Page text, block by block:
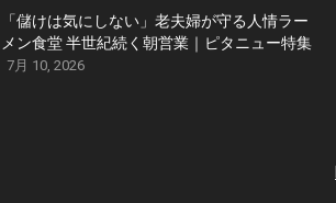
「儲けは気にしない」老夫婦が守る人情ラー
メン食堂 半世紀続く朝営業｜ピタニュー特集
7月 10, 2026